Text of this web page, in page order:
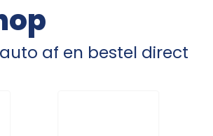
af en bestel direct